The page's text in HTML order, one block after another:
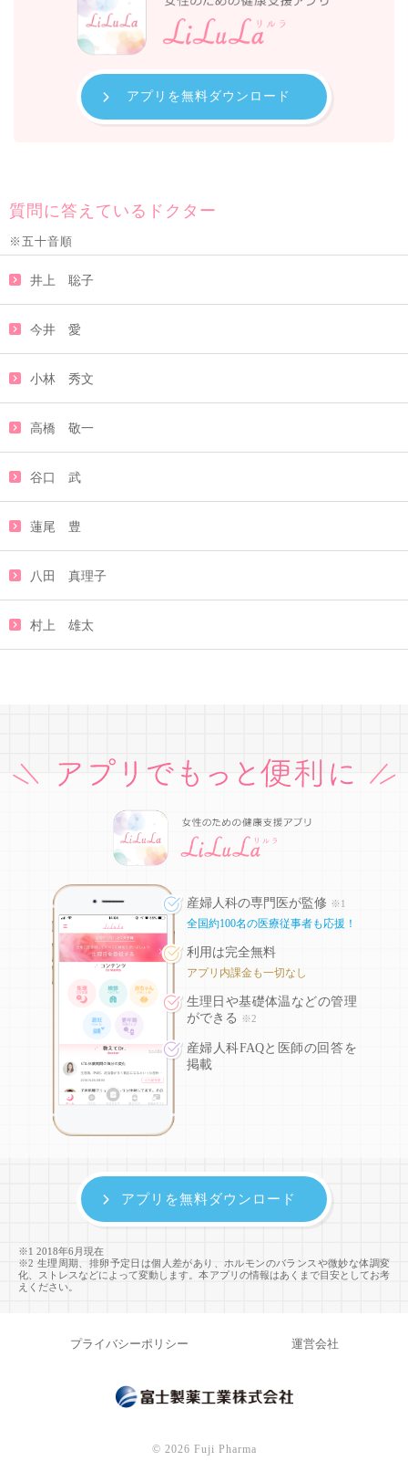
アプリを無料ダウンロード
質問に答えているドクター
※五十音順
井上 聡子
今井 愛
小林 秀文
高橋 敬一
谷口 武
蓮尾 豊
八田 真理子
村上 雄太
産婦人科の専門医が監修 ※1
全国約100名の医療従事者も応援！
利用は完全無料
アプリ内課金も一切なし
生理日や基礎体温などの管理
ができる
※2
産婦人科FAQと医師の回答を
掲載
※1 2018年6月現在
※2 生理周期、排卵予定日は個人差があり、ホルモンのバランスや微妙な体調変
化、ストレスなどによって変動します。本アプリの情報はあくまで目安としてお考
えください。
アプリを無料ダウンロード
プライバシーポリシー 運営会社
© 2026 Fuji Pharma